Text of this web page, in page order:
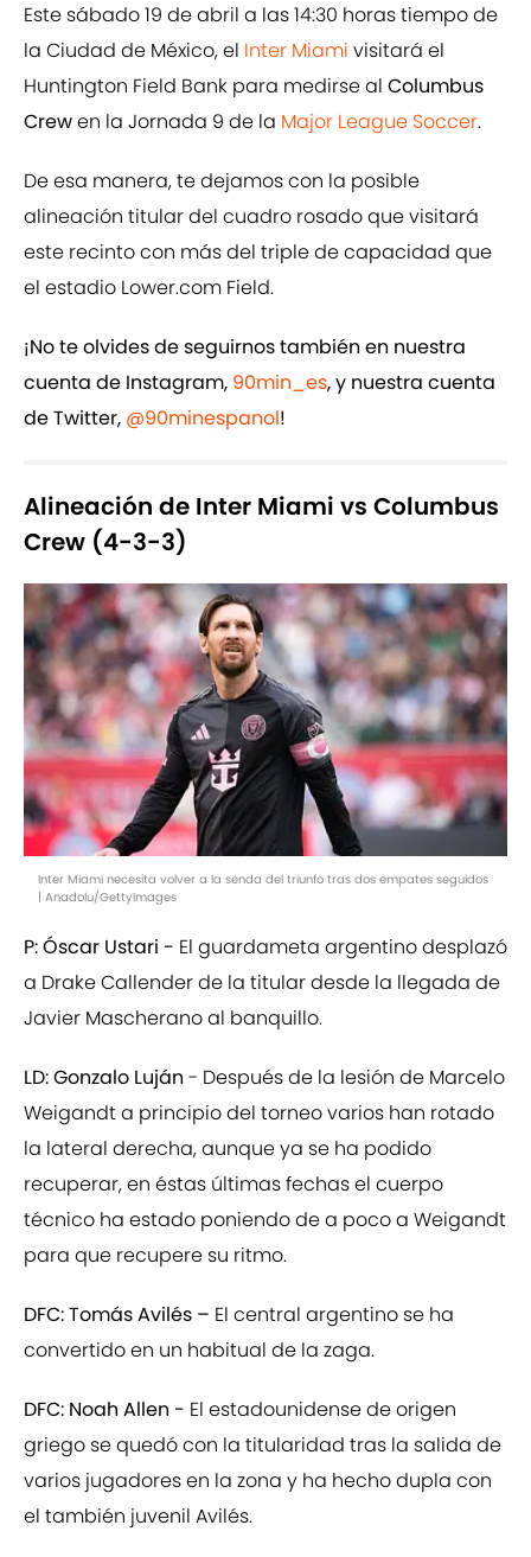
Este sábado 19 de abril a las 14:30 horas tiempo de
la Ciudad de México, el Inter Miami visitará el
Huntington Field Bank para medirse al Columbus
Crewen la Jornada 9 de la Major League Soccer.
De esa manera, te dejamos con la posible
alineación titular del cuadro rosado que visitará
este recinto con más del triple de capacidad que
el estadio Lower.com Field.
¡No te olvides de seguirnos también en nuestra
cuenta de Instagram, 90min_es, y nuestra cuenta
de Twitter, @90minespanol!
Alineación de Inter Miami vs Columbus
Crew (4-3-3)
Inter Miami necesita volver a la senda del triunfo tras dos empates seguidos
| Anadolu/GettyImages
P: Óscar Ustari - El guardameta argentino desplazó
a Drake Callender de la titular desde la llegada de
Javier Mascherano al banquillo.
LD: Gonzalo Luján - Después de la lesión de Marcelo
Weigandt a principio del torneo varios han rotado
la lateral derecha, aunque ya se ha podido
recuperar, en éstas últimas fechas el cuerpo
técnico ha estado poniendo de a poco a Weigandt
para que recupere su ritmo.
DFC: Tomás Avilés – El central argentino se ha
convertido en un habitual de la zaga.
DFC: Noah Allen - El estadounidense de origen
griego se quedó con la titularidad tras la salida de
varios jugadores en la zona y ha hecho dupla con
el también juvenil Avilés.